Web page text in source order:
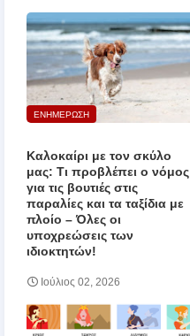
ΕΝΗΜΕΡΩΣΗ
Καλοκαίρι με τον σκύλο
μας: Τι προβλέπει ο νόμος
για τις βουτιές στις
παραλίες και τα ταξίδια με
πλοίο – Όλες οι
υποχρεώσεις των
ιδιοκτητών!
Ιούλιος 02, 2026